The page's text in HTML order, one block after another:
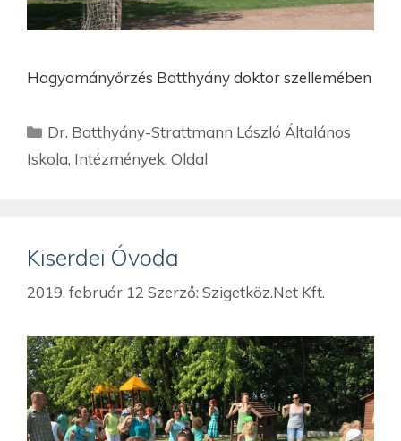
Hagyományőrzés Batthyány doktor szellemében
Dr. Batthyány-Strattmann László Általános
Iskola, Intézmények, Oldal
Kiserdei Óvoda
2019. február 12 Szerző: Szigetköz.Net Kft.